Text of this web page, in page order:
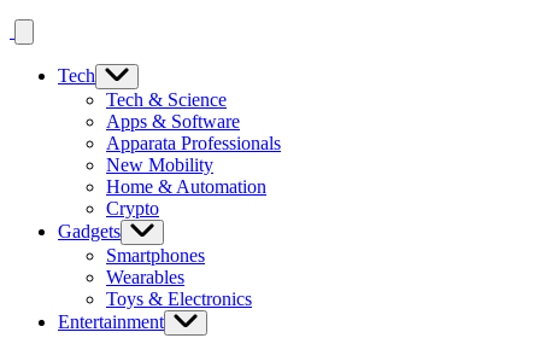
Tech
Tech & Science
Apps & Software
Apparata Professionals
New Mobility
Home & Automation
Crypto
Gadgets
Smartphones
Wearables
Toys & Electronics
Entertainment